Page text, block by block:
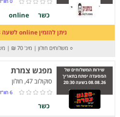
כשר online
ניתן להזמין online לשעה 21:18 ב-08.08.26
○ משלוחים חולון | מינ' 70 ₪ |
שירות המשלוחים של
המסעדה יפתח בתאריך
08.08.26 בשעה 20:30
מפגש צמרת
סוקולוב 47, חולון
6
כשר